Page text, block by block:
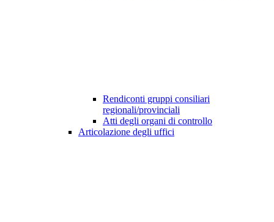
Rendiconti gruppi consiliari
regionali/provinciali
Atti degli organi di controllo
Articolazione degli uffici